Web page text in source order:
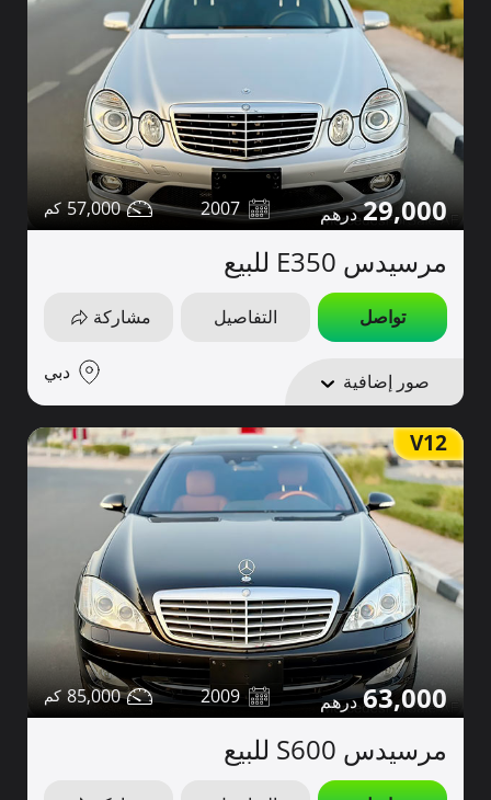
29,000
2007
57,000
مرسيدس E350 للبيع
تواصل التفاصيل مشاركة
صور إضافية دبي
V12
63,000
2009
85,000
مرسيدس S600 للبيع